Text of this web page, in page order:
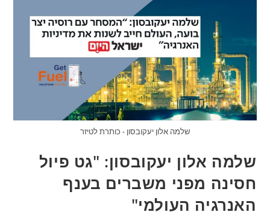
שלמה אלון יעקובסון - כותרת לטיזר
שלמה אלון יעקובסון: "גט פיול
חסינה מפני משברים בענף
האנרגיה העולמי"